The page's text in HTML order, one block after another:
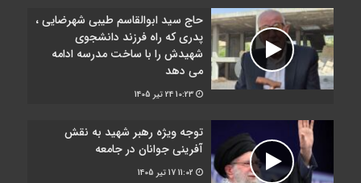
حاج سید ابوالقاسم طیبی شهرضایی ،
پدری که راه فرزند دانشجوی
شهیدش را با ساخت مدرسه ادامه
می دهد
24 تیر 1405
توجه ویژه رهبر شهید به نقش
آفرینی جوانان در جامعه
17 تیر 1405